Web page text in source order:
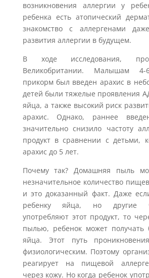
возникновения аллергии у
ребенка есть атопический
знакомство с аллергенами
развития аллергии в будущем.
В ходе исследования,
Великобритании. Малышам
прикорм был введен арахис в
детей были тяжелые проявления
яйца, а также высокий риск
арахис. Однако, раннее
значительно снизило частоту
продукт в сравнении с детьми,
арахис до 5 лет.
Почему так? Домашняя пыль
незначительное количество
и это доказанный факт. Даже
ребенку яйца, но другие
употребляют этот продукт, то
пылью, ребенок может получать
яйца. Этот путь
физиологическим. Поэтому
реагирует на пищевой
через кожу. Но когда ребенок